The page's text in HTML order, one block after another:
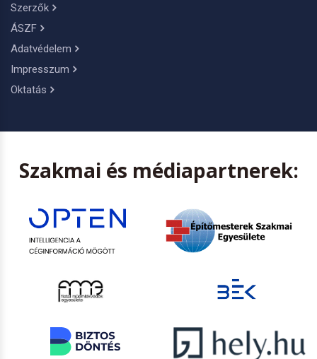
Szerzők
ÁSZF
Adatvédelem
Impresszum
Oktatás
Szakmai és médiapartnerek: